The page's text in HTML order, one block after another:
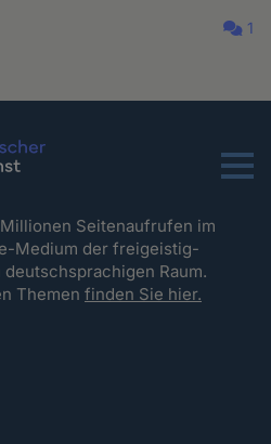
1
Menu
Seitenaufrufen im
Medium der freigeistig-
Raum.
Themenfinden Sie hier.